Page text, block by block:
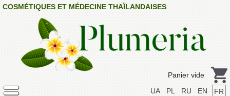
COSMÉTIQUES ET MÉDECINE THAÏLANDAISES
Panier vide
UA
PL RU EN FR